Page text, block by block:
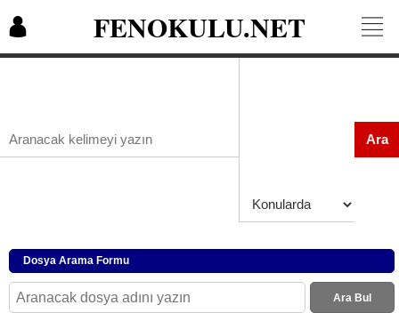
FENOKULU.NET
Ara
Dosya Arama Formu
Ara Bul